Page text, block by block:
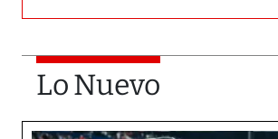
Lo Nuevo